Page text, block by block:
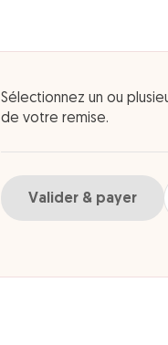
Sélectionnez un ou
de votre remise.
Valider & payer